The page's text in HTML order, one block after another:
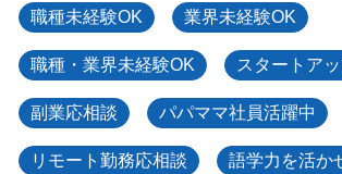
職種未経験OK 業界未経験OK
職種・業界未経験OK スタートア
副業応相談 パパママ社員活躍中
リモート勤務応相談 語学力を活か